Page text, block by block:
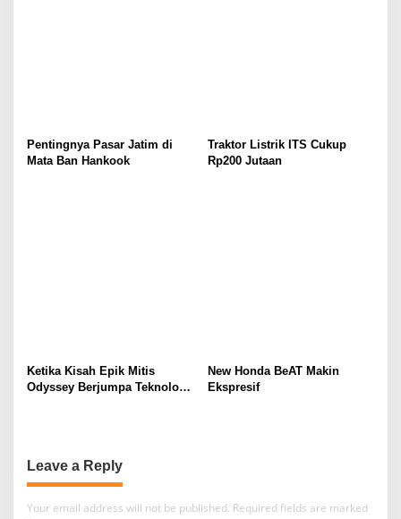
Pentingnya Pasar Jatim di
Mata Ban Hankook
Traktor Listrik ITS Cukup
Rp200 Jutaan
Ketika Kisah Epik Mitis
Odyssey Berjumpa Teknologi
New Honda BeAT Makin
Ekspresif
Leave a Reply
Your email address will not be published. Required fields are marked